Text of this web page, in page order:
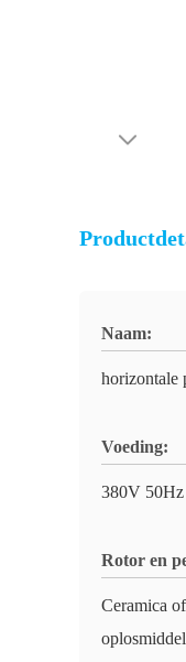
Naam:
horizontale
Voeding:
380V 50Hz
Rotor en
Ceramica